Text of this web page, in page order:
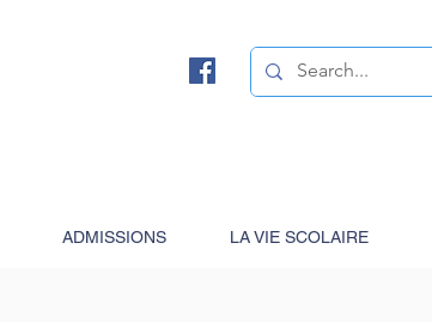
ADMISSIONS LA VIE SCOLAIRE